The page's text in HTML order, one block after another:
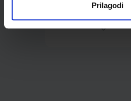
Prilagodi